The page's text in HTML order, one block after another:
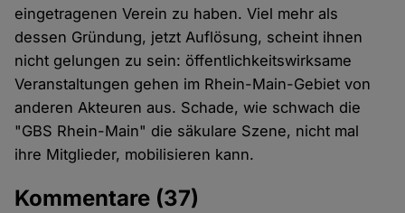
eingetragenen Verein zu haben. Viel mehr als
dessen Gründung, jetzt Auflösung, scheint ihnen
nicht gelungen zu sein: öffentlichkeitswirksame
Veranstaltungen gehen im Rhein-Main-Gebiet von
anderen Akteuren aus. Schade, wie schwach die
"GBS Rhein-Main" die säkulare Szene, nicht mal
ihre Mitglieder, mobilisieren kann.
Kommentare (37)